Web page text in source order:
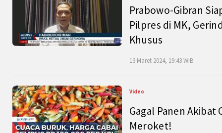
Prabowo-Gibran
Pilpres di MK,
Khusus
13 Maret 2024, 19:43 WIB
Video
Gagal Panen Akibat
Meroket!